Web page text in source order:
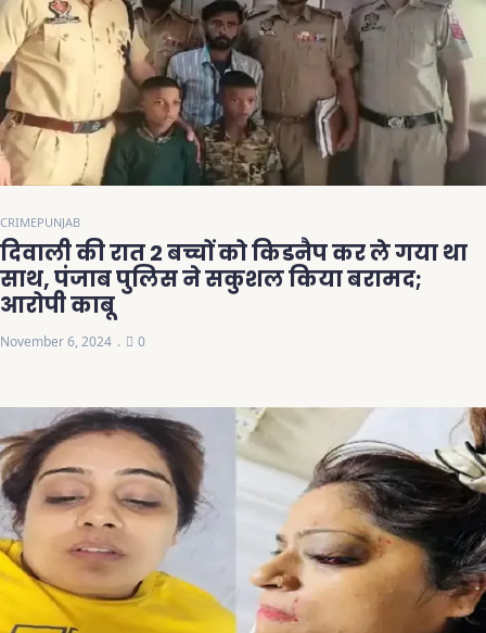
CRIMEPUNJAB
दिवाली की रात 2 बच्चों को किडनैप कर ले गया था
साथ, पंजाब पुलिस ने सकुशल किया बरामद;
आरोपी काबू
November 6, 2024 0